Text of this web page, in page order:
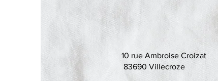
10 rue Ambroise Croizat
83690 Villecroze